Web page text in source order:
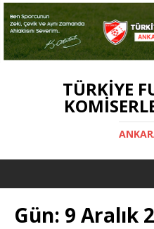
TÜRKIYE
Gün: 9 Aralık